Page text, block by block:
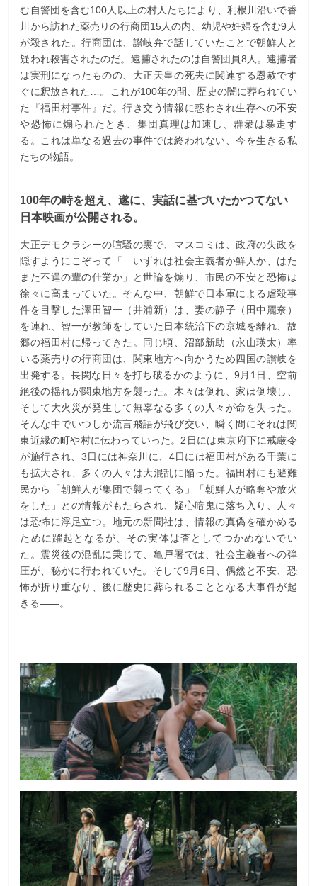
む自警団を含む100人以上の村人たちにより、利根川沿いで香
川から訪れた薬売りの行商団15人の内、幼児や妊婦を含む9人
が殺された。行商団は、讃岐弁で話していたことで朝鮮人と
疑われ殺害されたのだ。逮捕されたのは自警団員8人。逮捕者
は実刑になったものの、大正天皇の死去に関連する恩赦です
ぐに釈放された…。これが100年の間、歴史の闇に葬られてい
た『福田村事件』だ。行き交う情報に惑わされ生存への不安
や恐怖に煽られたとき、集団真理は加速し、群衆は暴走す
る。これは単なる過去の事件では終われない、今を生きる私
たちの物語。
100年の時を超え、遂に、実話に基づいたかつてない
日本映画が公開される。
大正デモクラシーの喧騒の裏で、マスコミは、政府の失政を
隠すようにこぞって「…いずれは社会主義者か鮮人か、はた
また不逞の輩の仕業か」と世論を煽り、市民の不安と恐怖は
徐々に高まっていた。そんな中、朝鮮で日本軍による虐殺事
件を目撃した澤田智一（井浦新）は、妻の静子（田中麗奈）
を連れ、智一が教師をしていた日本統治下の京城を離れ、故
郷の福田村に帰ってきた。同じ頃、沼部新助（永山瑛太）率
いる薬売りの行商団は、関東地方へ向かうため四国の讃岐を
出発する。長閑な日々を打ち破るかのように、9月1日、空前
絶後の揺れが関東地方を襲った。木々は倒れ、家は倒壊し、
そして大火災が発生して無辜なる多くの人々が命を失った。
そんな中でいつしか流言飛語が飛び交い、瞬く間にそれは関
東近縁の町や村に伝わっていった。2日には東京府下に戒厳令
が施行され、3日には神奈川に、4日には福田村がある千葉に
も拡大され、多くの人々は大混乱に陥った。福田村にも避難
民から「朝鮮人が集団で襲ってくる」「朝鮮人が略奪や放火
をした」との情報がもたらされ、疑心暗鬼に落ち入り、人々
は恐怖に浮足立つ。地元の新聞社は、情報の真偽を確かめる
ために躍起となるが、その実体は杳としてつかめないでい
た。震災後の混乱に乗じて、亀戸署では、社会主義者への弾
圧が、秘かに行われていた。そして9月6日、偶然と不安、恐
怖が折り重なり、後に歴史に葬られることとなる大事件が起
きる――。